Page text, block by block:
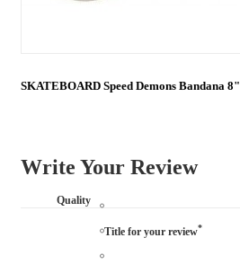
SKATEBOARD Speed Demons Bandana 8"
Write Your Review
Quality
Title for your review*